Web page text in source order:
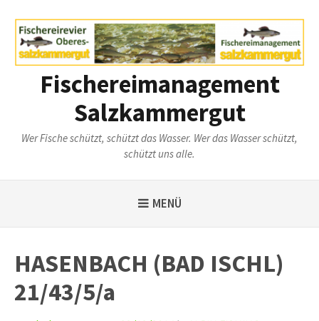
zum
Inhalt
Fischereimanagement
Salzkammergut
Wer Fische schützt, schützt das Wasser. Wer das Wasser schützt,
schützt uns alle.
MENÜ
HASENBACH (BAD ISCHL)
21/43/5/a